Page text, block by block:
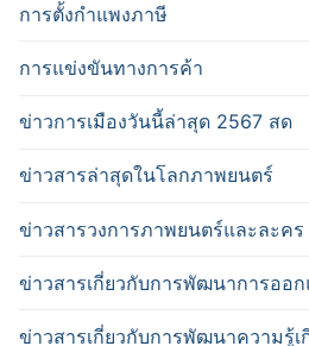
การตั้งกำแพงภาษี
การแข่งขันทางการค้า
ข่าวการเมืองวันนี้ล่าสุด 2567 สด
ข่าวสารล่าสุดในโลกภาพยนตร์
ข่าวสารวงการภาพยนตร์และละคร
ข่าวสารเกี่ยวกับการพัฒนาการออ
ข่าวสารเกี่ยวกับการพัฒนาความรู้เ